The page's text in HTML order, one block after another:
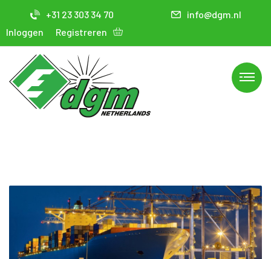
+31 23 303 34 70
info@dgm.nl
Inloggen
Registreren